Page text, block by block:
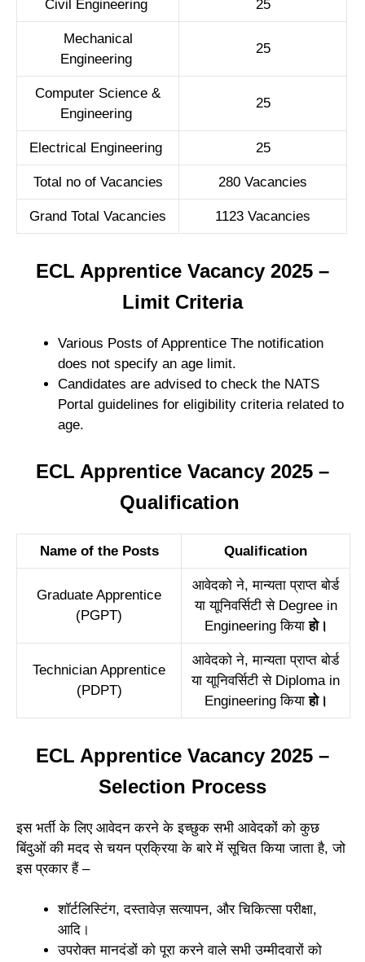
Civil Engineering 25
Mechanical
Engineering
25
Computer Science &
Engineering
25
Electrical Engineering 25
Total no of Vacancies 280 Vacancies
Grand Total Vacancies 1123 Vacancies
ECL Apprentice Vacancy 2025 –
Limit Criteria
Various Posts of Apprentice The notification
does not specify an age limit.
Candidates are advised to check the NATS
Portal guidelines for eligibility criteria related to
age.
ECL Apprentice Vacancy 2025 –
Qualification
Name of the Posts Qualification
Graduate Apprentice
(PGPT)
आवेदको ने, मान्यता प्राप्त बोर्ड
या याूनिवर्सिटी से Degree in
Engineering कियाहो।
Technician Apprentice
(PDPT)
आवेदको ने, मान्यता प्राप्त बोर्ड
या याूनिवर्सिटी से Diploma in
Engineering कियाहो।
ECL Apprentice Vacancy 2025 –
Selection Process
इस भर्ती के लिए आवेदन करने के इच्छुक सभी आवेदकों को कुछ
बिंदुओं की मदद से चयन प्रक्रिया के बारे में सूचित किया जाता है, जो
इस प्रकार हैं –
शॉर्टलिस्टिंग, दस्तावेज़ सत्यापन, और चिकित्सा परीक्षा,
आदि।
उपरोक्त मानदंडों को पूरा करने वाले सभी उम्मीदवारों को